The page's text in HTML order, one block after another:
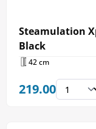
Steamulation
Black
42 cm
219.00